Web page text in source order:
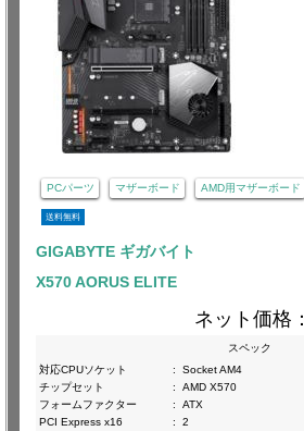
PCパーツ マザーボード AMD用マザーボード
送料無料
GIGABYTE ギガバイト
X570 AORUS ELITE
ネット価格：
スペック
対応CPUソケット
:
Socket AM4
チップセット
:
AMD X570
フォームファクター
:
ATX
PCI Express x16
:
2